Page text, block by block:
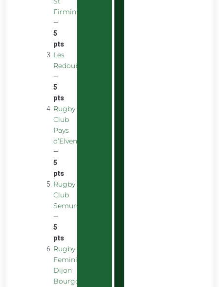
Firmin
—
5
pts
Les
Redoubstables
—
5
pts
Rugby
Club
Pays
d’Elven
—
5
pts
Rugby
Club
Semurois
—
5
pts
Rugby
Feminin
Dijon
Bourgogne